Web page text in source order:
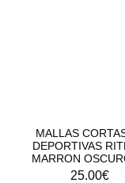
MALLAS
DEPORTIVAS
MARRON
25.00€